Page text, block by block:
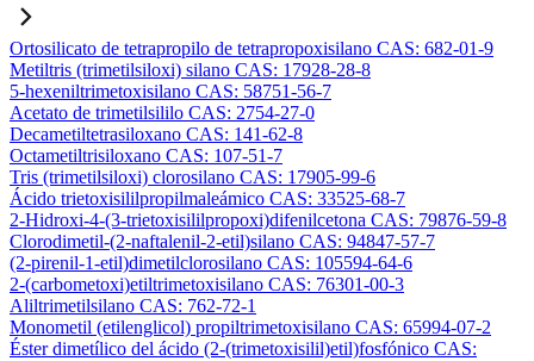
Ortosilicato de tetrapropilo de tetrapropoxisilano CAS: 682-01-9
Metiltris (trimetilsiloxi) silano CAS: 17928-28-8
5-hexeniltrimetoxisilano CAS: 58751-56-7
Acetato de trimetilsililo CAS: 2754-27-0
Decametiltetrasiloxano CAS: 141-62-8
Octametiltrisiloxano CAS: 107-51-7
Tris (trimetilsiloxi) clorosilano CAS: 17905-99-6
Ácido trietoxisililpropilmaleámico CAS: 33525-68-7
2-Hidroxi-4-(3-trietoxisililpropoxi)difenilcetona CAS: 79876-59-8
Clorodimetil-(2-naftalenil-2-etil)silano CAS: 94847-57-7
(2-pirenil-1-etil)dimetilclorosilano CAS: 105594-64-6
2-(carbometoxi)etiltrimetoxisilano CAS: 76301-00-3
Aliltrimetilsilano CAS: 762-72-1
Monometil (etilenglicol) propiltrimetoxisilano CAS: 65994-07-2
Éster dimetílico del ácido (2-(trimetoxisilil)etil)fosfónico CAS: